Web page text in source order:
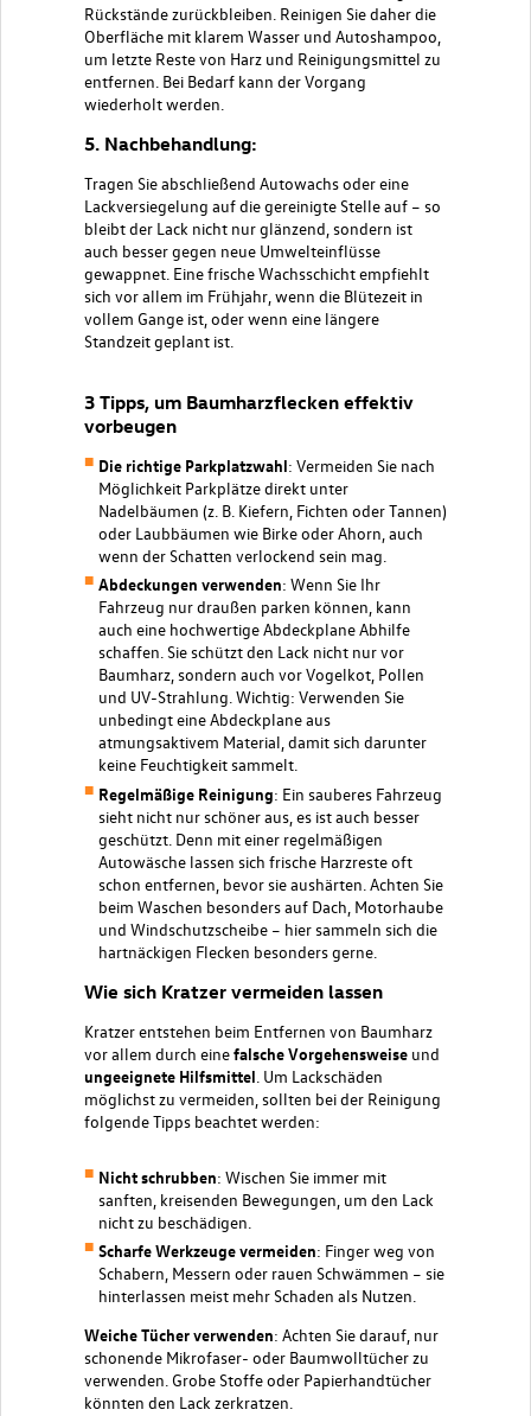
Rückstände zurückbleiben. Reinigen Sie daher die
Oberfläche mit klarem Wasser und Autoshampoo,
um letzte Reste von Harz und Reinigungsmittel zu
entfernen. Bei Bedarf kann der Vorgang
wiederholt werden.
5. Nachbehandlung:
Tragen Sie abschließend Autowachs oder eine
Lackversiegelung auf die gereinigte Stelle auf – so
bleibt der Lack nicht nur glänzend, sondern ist
auch besser gegen neue Umwelteinflüsse
gewappnet. Eine frische Wachsschicht empfiehlt
sich vor allem im Frühjahr , wenn die Blütezeit in
vollem Gange ist, oder wenn eine längere
Standzeit geplant ist.
3 Tipps, um Baumharzflecken effektiv
vorbeugen
Die richtige Parkplatzwahl: Vermeiden Sie nach
Möglichkeit Parkplätze direkt unter
Nadelbäumen (z. B. Kiefern, Fichten oder Tannen)
oder Laubbäumen wie Birke oder Ahorn, auch
wenn der Schatten verlockend sein mag.
Abdeckungen verwenden: Wenn Sie Ihr
Fahrzeug nur draußen parken können, kann
auch eine hochwertige Abdeckplane Abhilfe
schaffen. Sie schützt den Lack nicht nur vor
Baumharz, sondern auch vor Vogelkot, Pollen
und UV-Strahlung. Wichtig: Verwenden Sie
unbedingt eine Abdeckplane aus
atmungsaktivem Material, damit sich darunter
keine Feuchtigkeit sammelt.
Regelmäßige Reinigung: Ein sauberes Fahrzeug
sieht nicht nur schöner aus, es ist auch besser
geschützt. Denn mit einer regelmäßigen
Autowäsche lassen sich frische Harzreste oft
schon entfernen, bevor sie aushärten. Achten Sie
beim Waschen besonders auf Dach, Motorhaube
und Windschutzscheibe – hier sammeln sich die
hartnäckigen Flecken besonders gerne.
Wie sich Kratzer vermeiden lassen
Kratzer entstehen beim Entfernen von Baumharz
vor allem durch einefalsche Vorgehensweise und
ungeeignete Hilfsmittel . Um Lackschäden
möglichst zu vermeiden, sollten bei der Reinigung
folgende Tipps beachtet werden:
Nicht schrubben: Wischen Sie immer mit
sanften, kreisenden Bewegungen, um den Lack
nicht zu beschädigen.
Scharfe Werkzeuge vermeiden: Finger weg von
Schabern, Messern oder rauen Schwämmen – sie
hinterlassen meist mehr Schaden als Nutzen.
Weiche Tücher verwenden: Achten Sie darauf, nur
schonende Mikrofaser- oder Baumwolltücher zu
verwenden. Grobe Stoffe oder Papierhandtücher
könnten den Lack zerkratzen.